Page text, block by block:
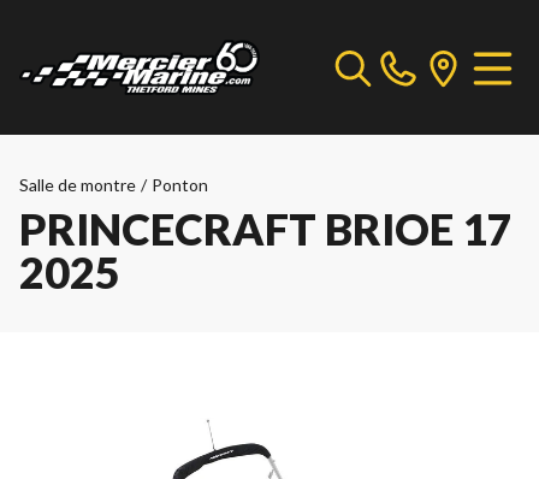
Salle de montre / Ponton
PRINCECRAFT BRIOE 17
2025